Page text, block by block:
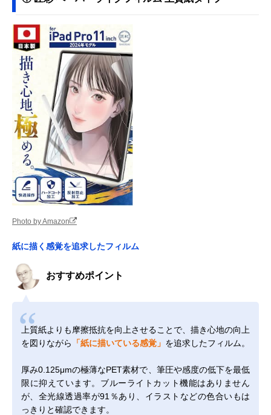
Photo by Amazon
紙に描く感覚を追求したフィルム
おすすめポイント
上質紙よりも摩擦抵抗を向上させることで、描き心地の向上
を図りながら
「紙に描いている感覚」 を追求したフィルム。
厚み0.125μmの極薄なPET素材で、筆圧や感度の低下を最低
限に抑えています。ブルーライトカット機能はありません
が、全光線透過率が91％あり、イラストなどの色合いもは
っきりと確認できます。